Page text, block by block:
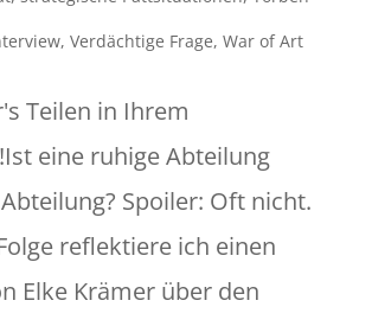
, Verdächtige Frage, War of Art
Teilen in Ihrem
eine ruhige Abteilung
Spoiler: Oft nicht.
reflektiere ich einen
Elke Krämer über den